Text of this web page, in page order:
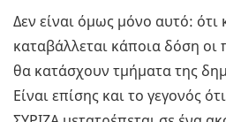
Δεν είναι όμως μόνο αυτό:
καταβάλλεται κάποια δόση οι
θα κατάσχουν τμήματα της
Είναι επίσης και το γεγονός